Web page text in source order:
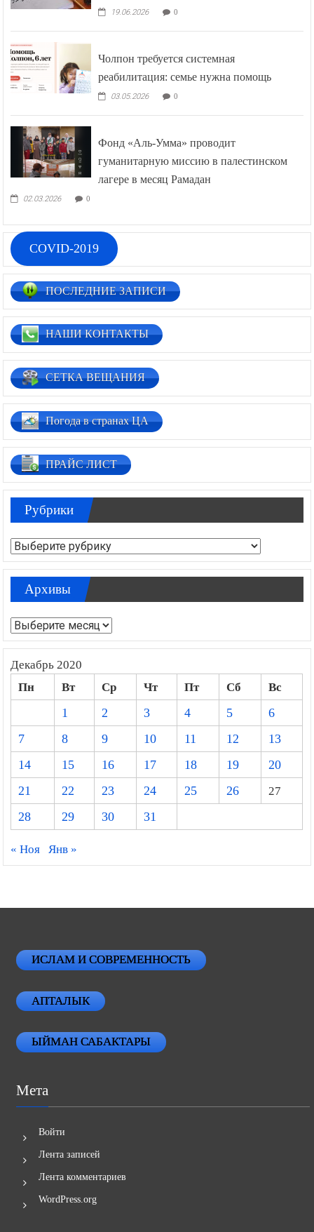
19.06.2026 0
Чолпон требуется системная
реабилитация: семье нужна помощь
03.05.2026 0
Фонд «Аль-Умма» проводит
гуманитарную миссию в палестинском
лагере в месяц Рамадан
02.03.2026 0
COVID-2019
ПОСЛЕДНИЕ ЗАПИСИ
НАШИ КОНТАКТЫ
СЕТКА ВЕЩАНИЯ
Погода в странах ЦА
ПРАЙС ЛИСТ
Рубрики
Рубрики
Архивы
Архивы
Декабрь 2020
Пн Вт Ср Чт Пт Сб
Вс
1
2 3 4 5
6
7
8 9 10 11 12
13
14
15 16 17 18 19
20
21
22 23 24 25 26
27
28
29 30 31
« Ноя Янв »
ИСЛАМ И СОВРЕМЕННОСТЬ
АПТАЛЫК
ЫЙМАН САБАКТАРЫ
Мета
Войти
Лента записей
Лента комментариев
WordPress.org